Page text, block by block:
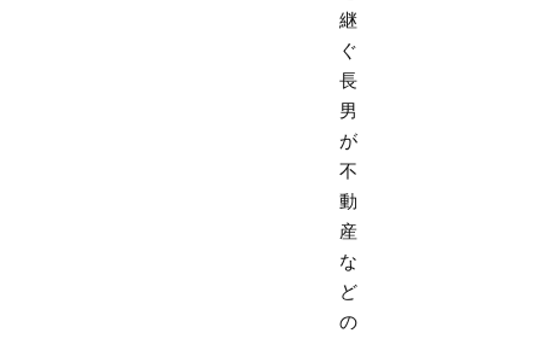
継
ぐ
長
男
が
不
動
産
な
ど
の